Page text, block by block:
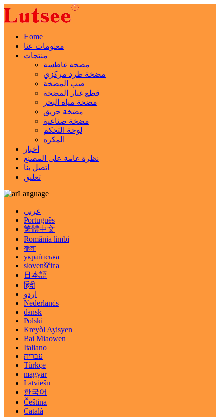
Home
معلومات عنا
منتجات
مضخة غاطسة
مضخة طرد مركزي
صب المضخة
قطع غيار المضخة
مضخة مياه البحر
مضخة حريق
مضخة صناعية
لوحة التحكم
المكره
أخبار
نظرة عامة على المصنع
اتصل بنا
تعليق
Language
عربي
Português
繁體中文
România limbi
বাংলা
українська
slovenščina
日本語
हिंदी
اردو
Nederlands
dansk
Polski
Kreyòl Ayisyen
Bai Miaowen
Italiano
עברית
Türkçe
magyar
Latviešu
한국어
Čeština
Català